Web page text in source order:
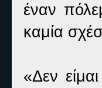
έναν
καμία
«Δεν